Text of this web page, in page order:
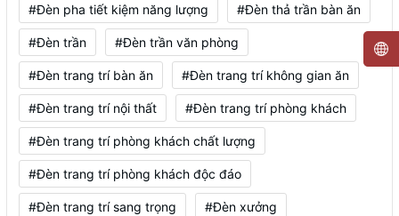
#Đèn pha tiết kiệm năng lượng #Đèn thả trần bàn ăn
#Đèn trần #Đèn trần văn phòng
#Đèn trang trí bàn ăn #Đèn trang trí không gian ăn
#Đèn trang trí nội thất #Đèn trang trí phòng khách
#Đèn trang trí phòng khách chất lượng
#Đèn trang trí phòng khách độc đáo
#Đèn trang trí sang trọng #Đèn xưởng